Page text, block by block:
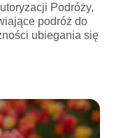
Podróży,
podróż do
ubiegania się